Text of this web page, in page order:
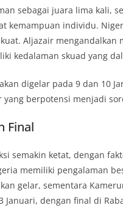
sebagai juara lima kali,
kemampuan individu.
Aljazair
kedalaman skuad yang
digelar pada 9 dan 10
yang berpotensi menjadi
Final
semakin ketat, dengan
memiliki pengalaman
gelar, sementara
dengan final di